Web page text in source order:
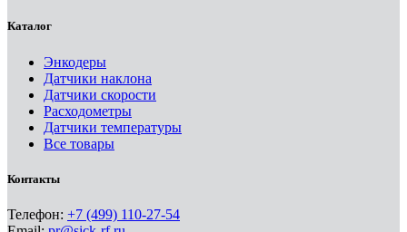
Каталог
Энкодеры
Датчики наклона
Датчики скорости
Расходометры
Датчики температуры
Все товары
Контакты
Телефон: +7 (499) 110-27-54